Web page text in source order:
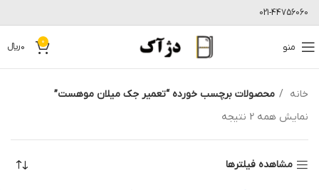
021-44756060
منو 0
0﷼
خانه
محصولات برچسب خورده “تعمیر جک میلان موهست”
نمایش همه 2 نتیجه
مشاهده فیلترها